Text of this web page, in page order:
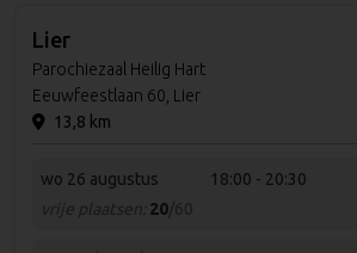
Lier
Parochiezaal Heilig Hart
Eeuwfeestlaan 60, Lier
13,8 km
wo 26 augustus
18:00 - 20:30
vrije plaatsen: 20/60